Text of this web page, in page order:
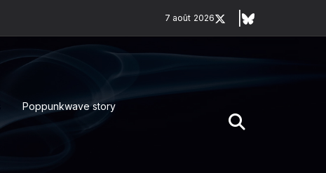
7 août 2026
Poppunkwave story